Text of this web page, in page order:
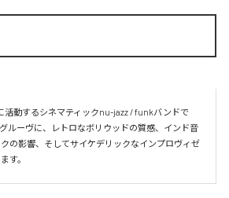
活動するシネマティックnu-jazz / funkバンドで
ルーヴに、レトロなボリウッドの質感、インド音
の影響、そしてサイケデリックなインプロヴィゼ